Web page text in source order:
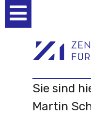
Werkzeuge
Sie sind
Martin